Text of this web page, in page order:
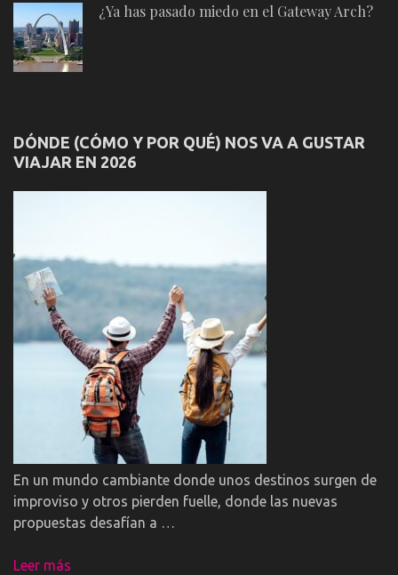
¿Ya has pasado miedo en el Gateway Arch?
DÓNDE (CÓMO Y POR QUÉ) NOS VA A GUSTAR
VIAJAR EN 2026
En un mundo cambiante donde unos destinos surgen de
improviso y otros pierden fuelle, donde las nuevas
propuestas desafían a …
Leer más